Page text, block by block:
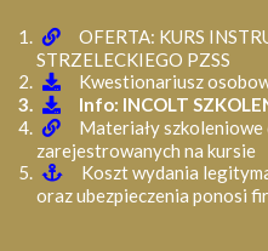
OFERTA: KURS
STRZELECKIEGO PZSS
Kwestionariusz
Info: INCOLT
Materiały
zarejestrowanych na kursie
Koszt wydania
oraz ubezpieczenia ponosi